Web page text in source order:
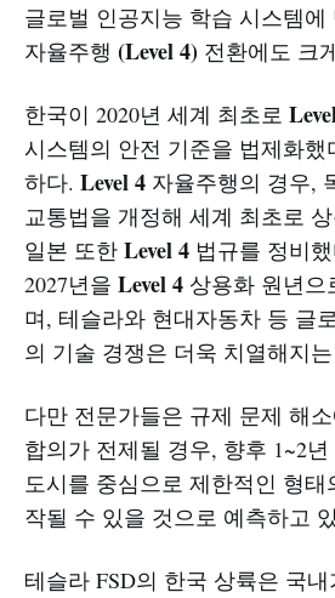
글로벌 인공지능 학습 시스템에
자율주행 (Level 4) 전환에도 크
한국이 2020년 세계 최초로
시스템의 안전 기준을 법제화
하다. Level 4 자율주행의 경우,
교통법을 개정해 세계 최초로
일본 또한 Level 4 법규를 정비
2027년을 Level 4 상용화 원년으
며, 테슬라와 현대자동차 등 글
의 기술 경쟁은 더욱 치열해지
다만 전문가들은 규제 문제 해
합의가 전제될 경우, 향후 1~2
도시를 중심으로 제한적인 형태
작될 수 있을 것으로 예측하고
테슬라 FSD의 한국 상륙은 국